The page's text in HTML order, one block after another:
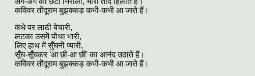
कविवर तोंदूराम बुझक्कड़ कभी-कभी आ जाते हैं।
कंधे पर लाठी बेचारी,
लटका उसमें पोथा भारी,
लिए हाथ में सुँघनी प्यारी,
सूँघ-सूँघकर 'आ छीं-आ छीं' का आनंद उठाते हैं।
कविवर तोंदूराम बुझक्कड़ कभी-कभी आ जाते हैं।